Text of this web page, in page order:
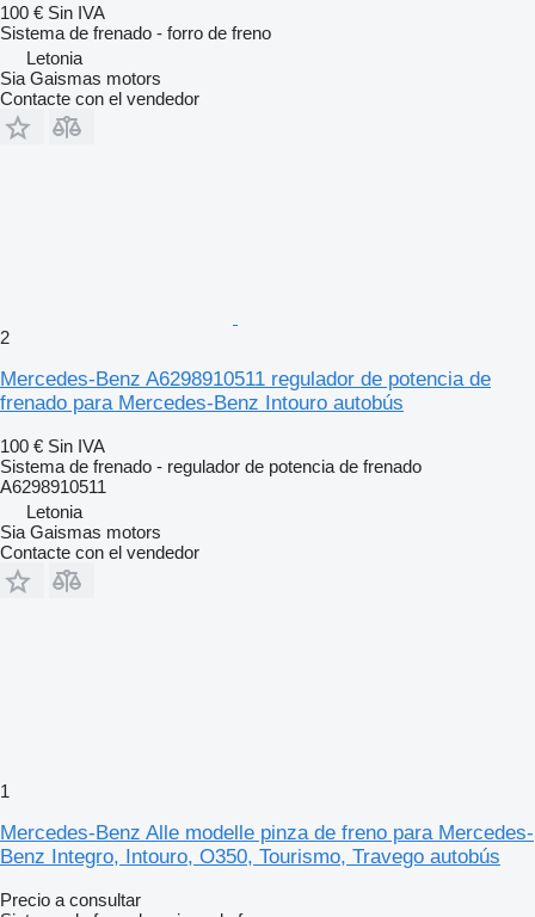
100 € Sin IVA
Sistema de frenado - forro de freno
Letonia
Sia Gaismas motors
Contacte con el vendedor
2
Mercedes-Benz A6298910511 regulador de potencia de
frenado para Mercedes-Benz Intouro autobús
100 € Sin IVA
Sistema de frenado - regulador de potencia de frenado
A6298910511
Letonia
Sia Gaismas motors
Contacte con el vendedor
1
Mercedes-Benz Alle modelle pinza de freno para Mercedes-
Benz Integro, Intouro, O350, Tourismo, Travego autobús
Precio a consultar